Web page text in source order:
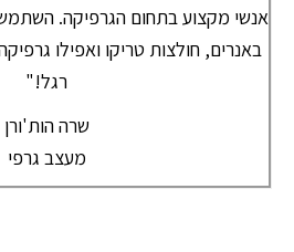
אנשי מקצוע בתחום הגרפיקה.
רגל!"
שרה הות'ורן
מעצב גרפי